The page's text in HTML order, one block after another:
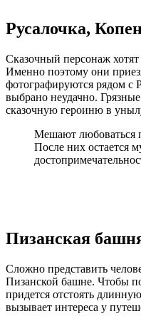
Русалочка,
Сказочный персонаж
Именно поэтому они
фотографируются рядом с
выбрано неудачно.
сказочную героиню в
Мешают любоваться
После них остается
Пизанская
Сложно представить
Пизанской башне. Чтобы
придется отстоять
вызывает интереса у